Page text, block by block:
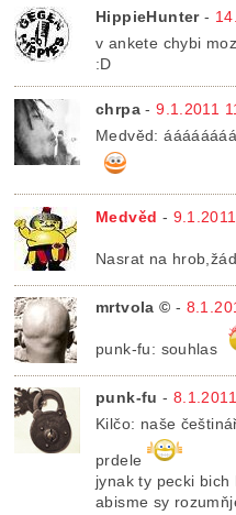
HippieHunter-
v ankete chybi
:D
chrpa -9.1.2011
Medvěd:
Medvěd -
Nasrat na
mrtvola © -
punk-fu: souhlas
punk-fu -
Kilčo: naše
prdele
jynak ty pecki
abisme sy